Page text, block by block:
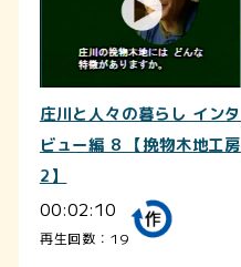
庄川と人々の暮らし インタ
ビュー編 8 【挽物木地工房
2】
00:02:10
再生回数：19